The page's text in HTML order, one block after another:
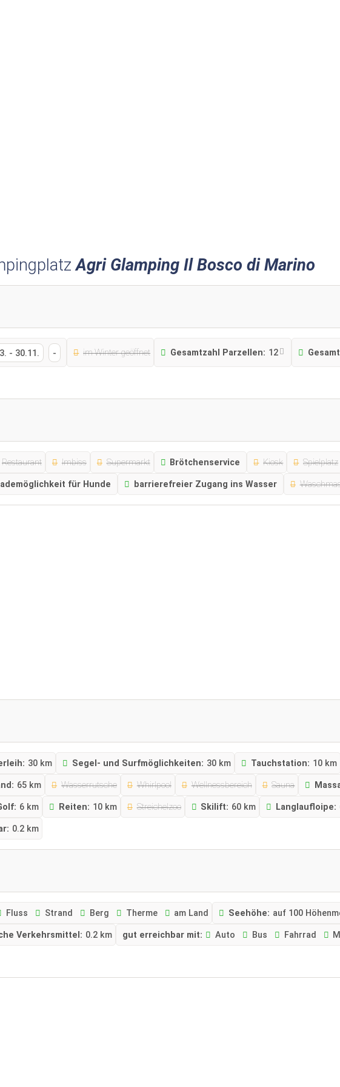
Agri Glamping Il Bosco di Marino
- 30.11. - im Winter geöffnet Gesamtzahl Parzellen: 12
Restaurant Imbiss Supermarkt Brötchenservice Kiosk Spielplatz
für Hunde barrierefreier Zugang ins Wasser
30 km Segel- und Surfmöglichkeiten: 30 km Tauchstation: 10 km
65 km Wasserrutsche Whirlpool Wellnessbereich Sauna
6 km Reiten: 10 km Streichelzoo Skilift: 60 km Langlaufloipe:
0.2 km
Fluss Strand Berg Therme am Land Seehöhe: auf 100
Verkehrsmittel: 0.2 km gut erreichbar mit: Auto Bus Fahrrad